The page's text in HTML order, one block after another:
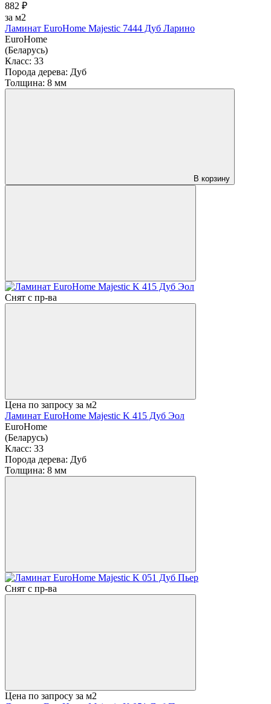
882 ₽
за м2
Ламинат EuroHome Majestic 7444 Дуб Ларино
EuroHome
(Беларусь)
Класс: 33
Порода дерева: Дуб
Толщина: 8 мм
В корзину
Снят с пр-ва
Цена по запросу за м2
Ламинат EuroHome Majestic K 415 Дуб Эол
EuroHome
(Беларусь)
Класс: 33
Порода дерева: Дуб
Толщина: 8 мм
Снят с пр-ва
Цена по запросу за м2